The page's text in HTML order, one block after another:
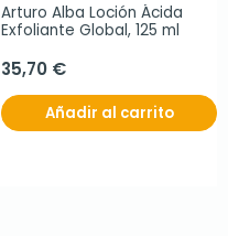
Arturo Alba Loción Ácida
Exfoliante Global, 125 ml
35,70 €
Añadir al carrito